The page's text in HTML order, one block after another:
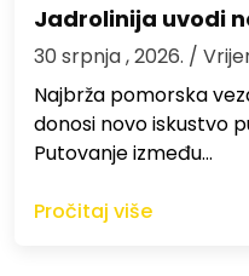
Jadrolinija uvodi
30 srpnja , 2026. /
Najbrža pomorska
donosi novo iskustvo
Putovanje između…
Pročitaj više